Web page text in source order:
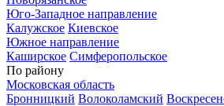
Юго-Западное направление
Калужское Киевское
Южное направление
Каширское Симферопольское
По району
Московская область
Бронницкий Волоколамский